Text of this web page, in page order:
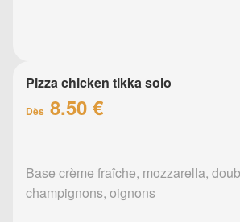
Pizza chicken tikka solo
Dès 8.50 €
Base crème fraîche, mozzarella,
champignons, oignons